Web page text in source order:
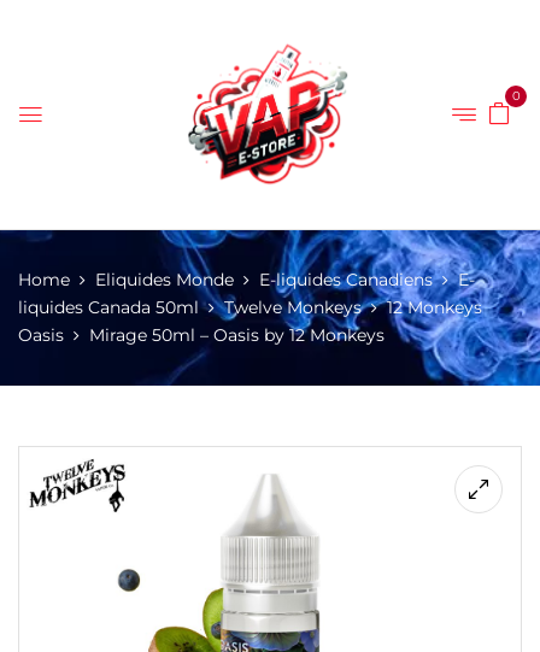
0
Home Eliquides Monde E-liquides Canadiens
E-
liquides Canada 50ml
Twelve Monkeys
12 Monkeys
Oasis
Mirage 50ml – Oasis by 12 Monkeys